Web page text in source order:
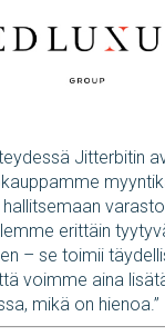
Jitterbitin
erittäin
– se toimii
voimme aina
mikä on hienoa.”